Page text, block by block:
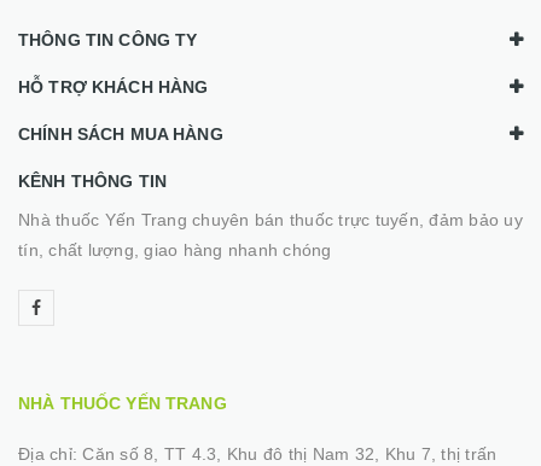
THÔNG TIN CÔNG TY
HỖ TRỢ KHÁCH HÀNG
CHÍNH SÁCH MUA HÀNG
KÊNH THÔNG TIN
Nhà thuốc Yến Trang chuyên bán thuốc trực tuyến, đảm bảo uy
tín, chất lượng, giao hàng nhanh chóng
NHÀ THUỐC YẾN TRANG
Địa chỉ:Căn số 8, TT 4.3, Khu đô thị Nam 32, Khu 7, thị trấn